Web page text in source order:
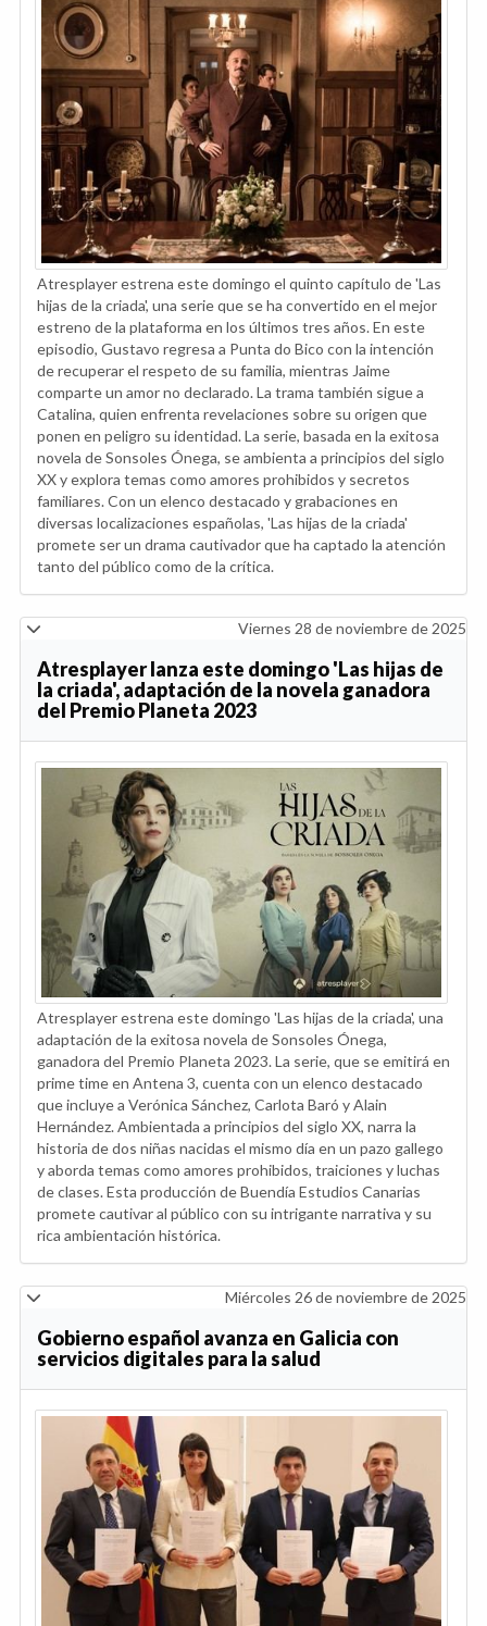
Atresplayer estrena este domingo el quinto capítulo de 'Las
hijas de la criada', una serie que se ha convertido en el mejor
estreno de la plataforma en los últimos tres años. En este
episodio, Gustavo regresa a Punta do Bico con la intención
de recuperar el respeto de su familia, mientras Jaime
comparte un amor no declarado. La trama también sigue a
Catalina, quien enfrenta revelaciones sobre su origen que
ponen en peligro su identidad. La serie, basada en la exitosa
novela de Sonsoles Ónega, se ambienta a principios del siglo
XX y explora temas como amores prohibidos y secretos
familiares. Con un elenco destacado y grabaciones en
diversas localizaciones españolas, 'Las hijas de la criada'
promete ser un drama cautivador que ha captado la atención
tanto del público como de la crítica.
Viernes 28 de noviembre de 2025
Atresplayer lanza este domingo 'Las hijas de
la criada', adaptación de la novela ganadora
del Premio Planeta 2023
Atresplayer estrena este domingo 'Las hijas de la criada', una
adaptación de la exitosa novela de Sonsoles Ónega,
ganadora del Premio Planeta 2023. La serie, que se emitirá en
prime time en Antena 3, cuenta con un elenco destacado
que incluye a Verónica Sánchez, Carlota Baró y Alain
Hernández. Ambientada a principios del siglo XX, narra la
historia de dos niñas nacidas el mismo día en un pazo gallego
y aborda temas como amores prohibidos, traiciones y luchas
de clases. Esta producción de Buendía Estudios Canarias
promete cautivar al público con su intrigante narrativa y su
rica ambientación histórica.
Miércoles 26 de noviembre de 2025
Gobierno español avanza en Galicia con
servicios digitales para la salud